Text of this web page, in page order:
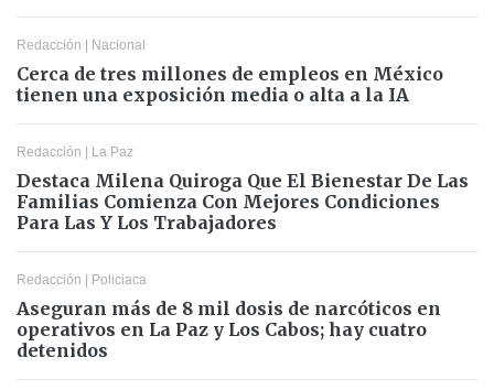
Redacción | Nacional
Cerca de tres millones de empleos en México
tienen una exposición media o alta a la IA
Redacción | La Paz
Destaca Milena Quiroga Que El Bienestar De Las
Familias Comienza Con Mejores Condiciones
Para Las Y Los Trabajadores
Redacción | Policiaca
Aseguran más de 8 mil dosis de narcóticos en
operativos en La Paz y Los Cabos; hay cuatro
detenidos